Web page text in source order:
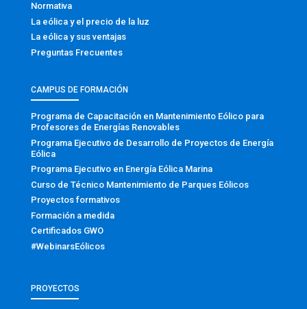
Normativa
La eólica y el precio de la luz
La eólica y sus ventajas
Preguntas Frecuentes
CAMPUS DE FORMACIÓN
Programa de Capacitación en Mantenimiento Eólico para
Profesores de Energías Renovables
Programa Ejecutivo de Desarrollo de Proyectos de Energía
Eólica
Programa Ejecutivo en Energía Eólica Marina
Curso de Técnico Mantenimiento de Parques Eólicos
Proyectos formativos
Formación a medida
Certificados GWO
#WebinarsEólicos
PROYECTOS